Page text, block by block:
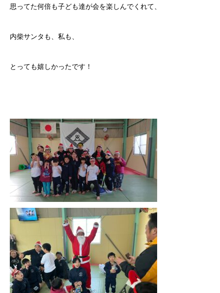
思ってた何倍も子ども達が会を楽しんでくれて、
内柴サンタも、私も、
とっても嬉しかったです！